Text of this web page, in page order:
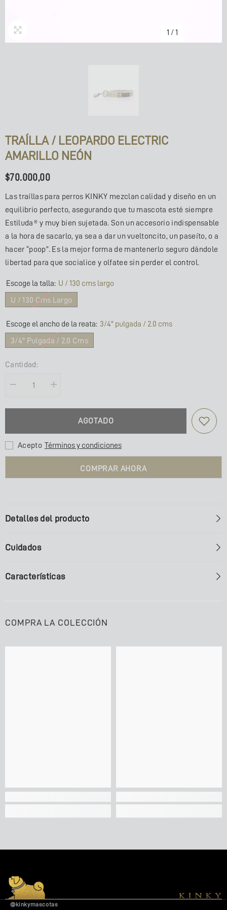
1 / 1
TRAÍLLA / LEOPARDO ELECTRIC
AMARILLO NEÓN
$70.000,00
Las traíllas para perros KINKY mezclan calidad y diseño en un
equilibrio perfecto, asegurando que tu mascota esté siempre
Estiluda® y muy bien sujetada. Son un accesorio indispensable
a la hora de sacarlo, ya sea a dar un vueltoncito, un paseíto, o a
hacer “poop”. Es la mejor forma de mantenerlo seguro dándole
libertad para que socialice y olfatee sin perder el control.
Escoge la talla: U / 130 cms largo
U / 130 Cms Largo
Escoge el ancho de la reata: 3/4" pulgada / 2.0 cms
3/4" Pulgada / 2.0 Cms
Cantidad:
Disminuir
para
AMARILLO
NEÓN
Aumentar
de
AMARILLO
AGOTADO
Acepto Términos y condiciones
COMPRAR AHORA
Detalles del producto
Cuidados
Características
COMPRA LA COLECCIÓN
@kinkymascotas